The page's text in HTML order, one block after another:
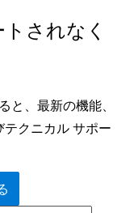
されなく
、最新の機能、
クニカル サポー